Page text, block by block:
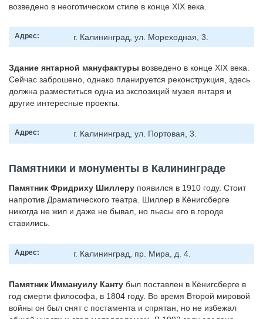
возведено в неоготическом стиле в конце XIX века.
Адрес: г. Калининград, ул. Мореходная, 3.
Здание янтарной мануфактуры возведено в конце XIX века.
Сейчас заброшено, однако планируется реконструкция, здесь
должна разместиться одна из экспозиций музея янтаря и
другие интересные проекты.
Адрес: г. Калининград, ул. Портовая, 3.
Памятники и монументы в Калининграде
Памятник Фридриху Шиллеру появился в 1910 году. Стоит
напротив Драматического театра. Шиллер в Кёнигсберге
никогда не жил и даже не бывал, но пьесы его в городе
ставились.
Адрес: г. Калининград, пр. Мира, д. 4.
Памятник Иммануилу Канту был поставлен в Кёнигсберге в
год смерти философа, в 1804 году. Во время Второй мировой
войны он был снят с постамента и спрятан, но не избежал